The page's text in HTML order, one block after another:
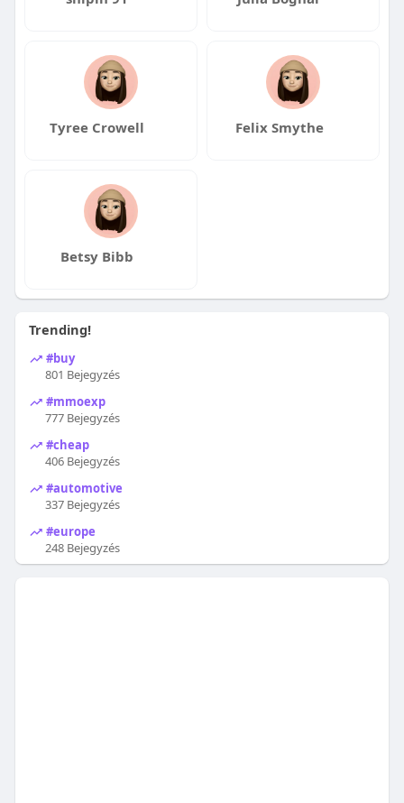
Tyree Crowell Felix Smythe
Betsy Bibb
Trending!
#buy
801 Bejegyzés
#mmoexp
777 Bejegyzés
#cheap
406 Bejegyzés
#automotive
337 Bejegyzés
#europe
248 Bejegyzés